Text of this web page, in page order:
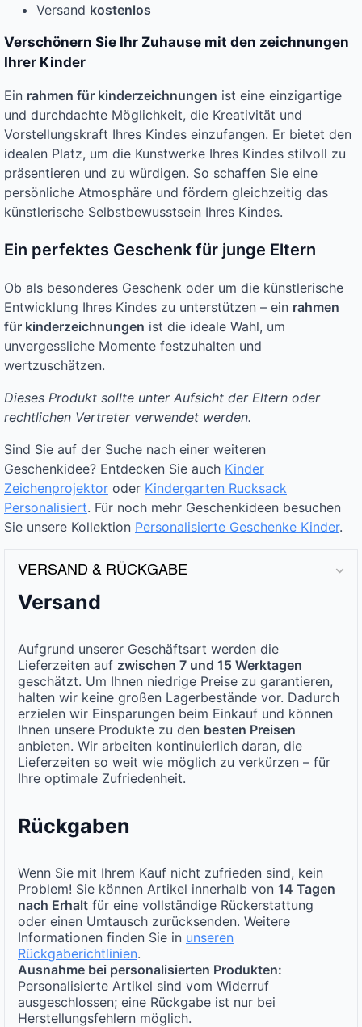
Versand kostenlos
Verschönern Sie Ihr Zuhause mit den zeichnungen
Ihrer Kinder
Ein rahmen für kinderzeichnungen ist eine einzigartige
und durchdachte Möglichkeit, die Kreativität und
Vorstellungskraft Ihres Kindes einzufangen. Er bietet den
idealen Platz, um die Kunstwerke Ihres Kindes stilvoll zu
präsentieren und zu würdigen. So schaffen Sie eine
persönliche Atmosphäre und fördern gleichzeitig das
künstlerische Selbstbewusstsein Ihres Kindes.
Ein perfektes Geschenk für junge Eltern
Ob als besonderes Geschenk oder um die künstlerische
Entwicklung Ihres Kindes zu unterstützen – ein rahmen
für kinderzeichnungen ist die ideale Wahl, um
unvergessliche Momente festzuhalten und
wertzuschätzen.
Dieses Produkt sollte unter Aufsicht der Eltern oder
rechtlichen Vertreter verwendet werden.
Sind Sie auf der Suche nach einer weiteren
Geschenkidee? Entdecken Sie auch Kinder
Zeichenprojektor oder Kindergarten Rucksack
Personalisiert. Für noch mehr Geschenkideen besuchen
Sie unsere Kollektion Personalisierte Geschenke Kinder.
VERSAND & RÜCKGABE
Versand
Aufgrund unserer Geschäftsart werden die
Lieferzeiten auf zwischen 7 und 15 Werktagen
geschätzt. Um Ihnen niedrige Preise zu garantieren,
halten wir keine großen Lagerbestände vor. Dadurch
erzielen wir Einsparungen beim Einkauf und können
Ihnen unsere Produkte zu den besten Preisen
anbieten. Wir arbeiten kontinuierlich daran, die
Lieferzeiten so weit wie möglich zu verkürzen – für
Ihre optimale Zufriedenheit.
Rückgaben
Wenn Sie mit Ihrem Kauf nicht zufrieden sind, kein
Problem! Sie können Artikel innerhalb von 14 Tagen
nach Erhalt für eine vollständige Rückerstattung
oder einen Umtausch zurücksenden. Weitere
Informationen finden Sie in unseren
Rückgaberichtlinien.
Ausnahme bei personalisierten Produkten:
Personalisierte Artikel sind vom Widerruf
ausgeschlossen; eine Rückgabe ist nur bei
Herstellungsfehlern möglich.